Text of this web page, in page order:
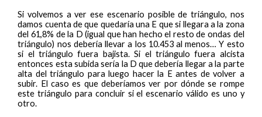
Si volvemos a ver ese escenario posible de triángulo, nos
damos cuenta de que quedaría una E que si llegara a la zona
del 61,8% de la D (igual que han hecho el resto de ondas del
triángulo) nos debería llevar a los 10.453 al menos… Y esto
si el triángulo fuera bajista. Si el triángulo fuera alcista
entonces esta subida sería la D que debería llegar a la parte
alta del triángulo para luego hacer la E antes de volver a
subir. El caso es que deberíamos ver por dónde se rompe
este triángulo para concluir si el escenario válido es uno y
otro.